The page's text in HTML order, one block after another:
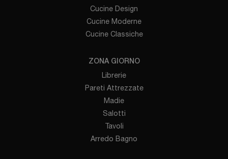
Cucine Design
Cucine Moderne
Cucine Classiche
ZONA GIORNO
Librerie
Pareti Attrezzate
Madie
Salotti
Tavoli
Arredo Bagno